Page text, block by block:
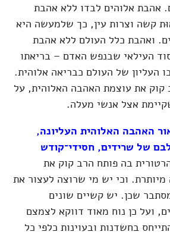
אלוהים לבדו ללא אהבת
קשה וצרות עין, כך שלמעשה היא
ואהבת כלל העולם ללא אהבת
העילאי שבנפש האדם – בריאתו
העליון של העולם כבריאה אלוהית.
את עוצמת האהבה האלוהית, על
אצל אנשי מעלה.
האהבה האלוהית העליונה,
של שרידים, חסידי־קודש
בה פותח הרב קוק את
וכי יש מי שרוצה לעצור את
שכן. יש קשיים שונים
ועל כן נוח מאוד דווקא לצמצם
בחשדנות ובעוינות כלפי כל